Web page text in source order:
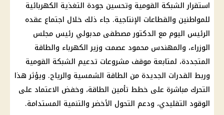
استقرار الشبكة القومية وتحسين جودة التغذية الكهربائية
للمواطنين والقطاعات الإنتاجية. جاء ذلك خلال اجتماع عقده
الرئيس اليوم مع الدكتور مصطفى مدبولي رئيس مجلس
الوزراء، والمهندس محمود عصمت وزير الكهرباء والطاقة
المتجددة، لمتابعة موقف مشروعات تدعيم الشبكة القومية
وربط القدرات الجديدة من الطاقة الشمسية والرياح. ويؤثر هذا
التحرك مباشرة على خطط تأمين الطاقة، وخفض الاعتماد على
الوقود التقليدي، ودعم التحول الأخضر والتنمية المستدامة.